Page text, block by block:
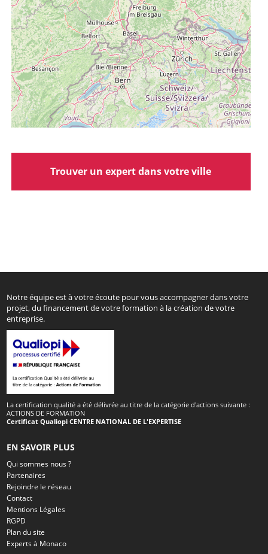
Trouver un expert dans votre ville
Notre équipe est à votre écoute pour vous accompagner dans votre
projet, du financement de votre formation à la création de votre
entreprise.
La certification qualité a été délivrée au titre de la catégorie d'actions suivante :
ACTIONS DE FORMATION
Certificat Qualiopi CENTRE NATIONAL DE L'EXPERTISE
EN SAVOIR PLUS
Qui sommes nous ?
Partenaires
Rejoindre le réseau
Contact
Mentions Légales
RGPD
Plan du site
Experts à Monaco